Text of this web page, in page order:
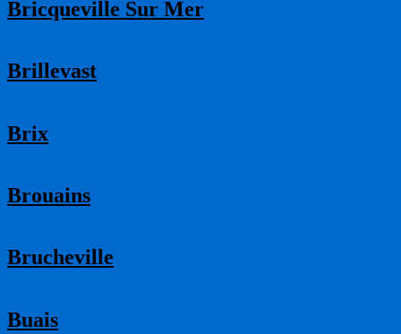
Bricqueville Sur Mer
Brillevast
Brix
Brouains
Brucheville
Buais